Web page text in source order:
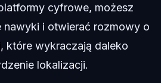
cyfrowe, możesz
i otwierać rozmowy o
które wykraczają daleko
lokalizacji.